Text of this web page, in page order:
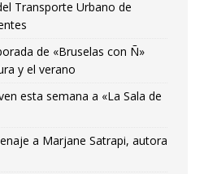
Transporte Urbano de
de «Bruselas con Ñ»
y el verano
esta semana a «La Sala de
a Marjane Satrapi, autora